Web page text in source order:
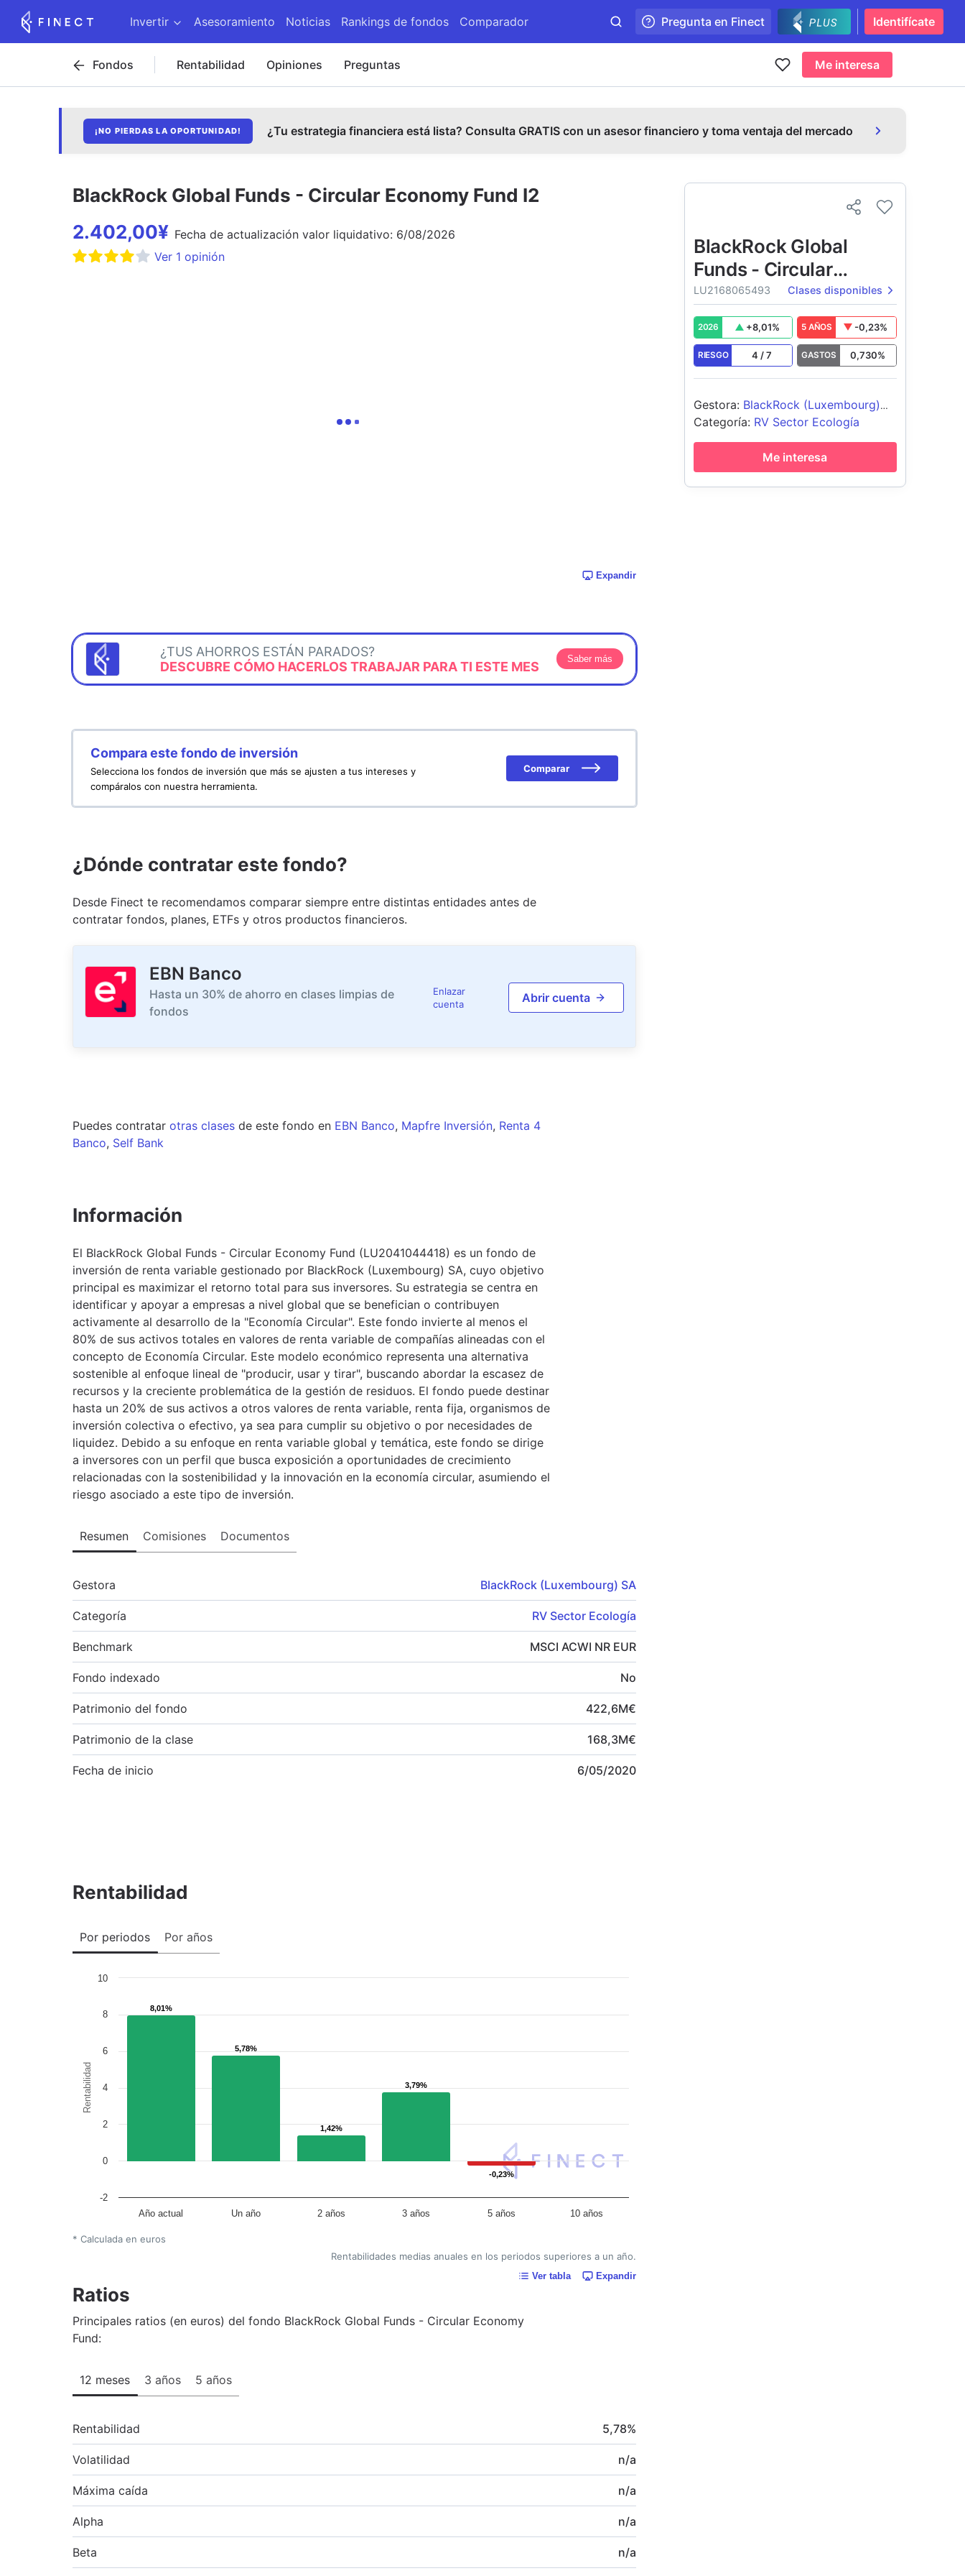
Invertir Asesoramiento Noticias Rankings de fondos Comparador Pregunta en Finect Identifícate
Fondos Rentabilidad Opiniones Preguntas Me interesa
¡NO PIERDAS LA OPORTUNIDAD! ¿Tu estrategia financiera está lista? Consulta GRATIS con un asesor financiero y toma ventaja del mercado
BlackRock Global Funds - Circular Economy Fund I2
2.402,00¥ Fecha de actualización valor liquidativo: 6/08/2026
Ver 1 opinión
Expandir
¿TUS AHORROS ESTÁN PARADOS?
DESCUBRE CÓMO HACERLOS TRABAJAR PARA TI ESTE MES
Saber más
Compara este fondo de inversión
Selecciona los fondos de inversión que más se ajusten a tus intereses y
compáralos con nuestra herramienta.
Comparar
¿Dónde contratar este fondo?
Desde Finect te recomendamos comparar siempre entre distintas entidades antes de
contratar fondos, planes, ETFs y otros productos financieros.
EBN Banco
Hasta un 30% de ahorro en clases limpias de
fondos
Enlazar
cuenta
Abrir cuenta
Puedes contratar otras clases de este fondo en EBN Banco, Mapfre Inversión, Renta 4
Banco, Self Bank
Información
El BlackRock Global Funds - Circular Economy Fund (LU2041044418) es un fondo de
inversión de renta variable gestionado por BlackRock (Luxembourg) SA, cuyo objetivo
principal es maximizar el retorno total para sus inversores. Su estrategia se centra en
identificar y apoyar a empresas a nivel global que se benefician o contribuyen
activamente al desarrollo de la "Economía Circular". Este fondo invierte al menos el
80% de sus activos totales en valores de renta variable de compañías alineadas con el
concepto de Economía Circular. Este modelo económico representa una alternativa
sostenible al enfoque lineal de "producir, usar y tirar", buscando abordar la escasez de
recursos y la creciente problemática de la gestión de residuos. El fondo puede destinar
hasta un 20% de sus activos a otros valores de renta variable, renta fija, organismos de
inversión colectiva o efectivo, ya sea para cumplir su objetivo o por necesidades de
liquidez. Debido a su enfoque en renta variable global y temática, este fondo se dirige
a inversores con un perfil que busca exposición a oportunidades de crecimiento
relacionadas con la sostenibilidad y la innovación en la economía circular, asumiendo el
riesgo asociado a este tipo de inversión.
Resumen Comisiones Documentos
Gestora BlackRock (Luxembourg) SA
Categoría RV Sector Ecología
Benchmark MSCI ACWI NR EUR
Fondo indexado No
Patrimonio del fondo 422,6M€
Patrimonio de la clase 168,3M€
Fecha de inicio 6/05/2020
BlackRock Global
Funds - Circular
Economy Fund
LU2168065493 Clases disponibles
2026 +8,01% 5 AÑOS -0,23%
RIESGO 4 /7 GASTOS 0,730%
Gestora: BlackRock (Luxembourg)
SA
Categoría: RV Sector Ecología
Me interesa
Rentabilidad
Por periodos Por años
Rentabilidad
8,01%
8,01%
5,78%
5,78%
1,42%
1,42%
3,79%
3,79%
-0,23%
-0,23%
Año actual Un año 2 años 3 años 5 años 10 años
-2
0
2
4
6
8
10
* Calculada en euros
Rentabilidades medias anuales en los periodos superiores a un año.
Ver tabla Expandir
Ratios
Principales ratios (en euros) del fondo BlackRock Global Funds - Circular Economy
Fund:
12 meses 3 años 5 años
Rentabilidad 5,78%
Volatilidad n/a
Máxima caída n/a
Alpha n/a
Beta n/a